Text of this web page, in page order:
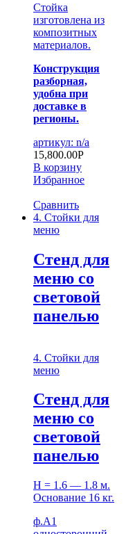
Стойка
изготовлена из
композитных
материалов.
Конструкция
разборная,
удобна при
доставке в
регионы.
артикул: n/a
15,800.00Р
В корзину
Избранное
Сравнить
4. Стойки для
меню
Стенд для
меню со
световой
панелью
4. Стойки для
меню
Стенд для
меню со
световой
панелью
Н = 1.6 — 1.8 м.
Основание 16 кг.
ф.А1